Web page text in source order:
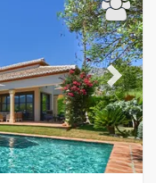
Next